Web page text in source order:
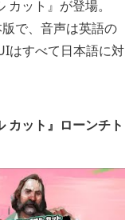
カット』が登場。
で、音声は英語の
はすべて日本語に対
カット』ローンチト